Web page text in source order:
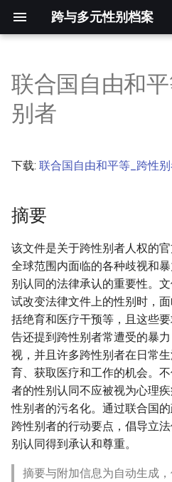
跨与多元性别档案
入
以
开
摘要
联合国自由和
别者
下载: 联合国自由和平等_跨性
摘要
该文件是关于跨性别者人权的
全球范围内面临的各种歧视和
别认同的法律承认的重要性。
试改变法律文件上的性别时，
括绝育和医疗干预等，且这些
告还提到跨性别者常遭受的暴
视，并且许多跨性别者在日常
育、获取医疗和工作的机会。
者的性别认同不应被视为心理
性别者的污名化。通过联合国
跨性别者的行动要点，倡导立
别认同得到承认和尊重。
摘要与附加信息为自动生成